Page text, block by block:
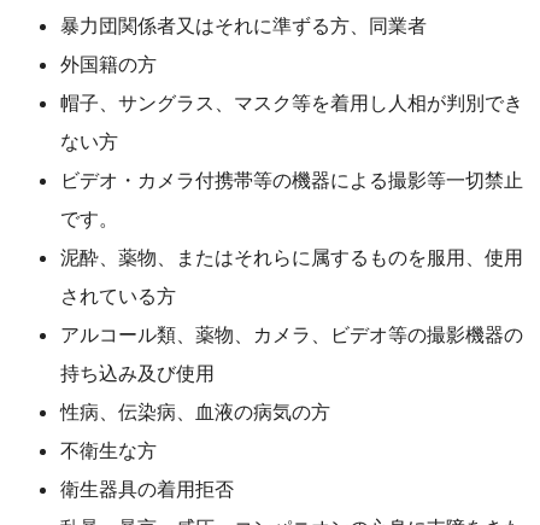
暴力団関係者又はそれに準ずる方、同業者
外国籍の方
帽子、サングラス、マスク等を着用し人相が判別でき
ない方
ビデオ・カメラ付携帯等の機器による撮影等一切禁止
です。
泥酔、薬物、またはそれらに属するものを服用、使用
されている方
アルコール類、薬物、カメラ、ビデオ等の撮影機器の
持ち込み及び使用
性病、伝染病、血液の病気の方
不衛生な方
衛生器具の着用拒否